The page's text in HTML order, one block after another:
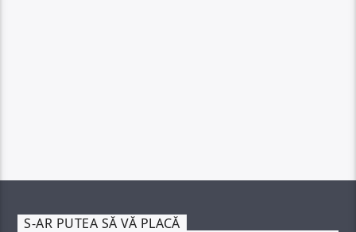
S-AR PUTEA SĂ VĂ PLACĂ